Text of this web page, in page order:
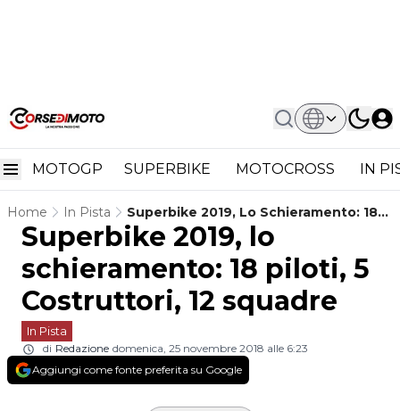
MOTOGP SUPERBIKE MOTOCROSS IN
Home In Pista
Superbike 2019, Lo Schieramento: 18
Piloti, 5 Costruttori, 12 Squadre
Superbike 2019, lo
schieramento: 18 piloti, 5
Costruttori, 12 squadre
In Pista
di Redazione domenica, 25 novembre 2018 alle 6:23
Aggiungi come fonte preferita su Google